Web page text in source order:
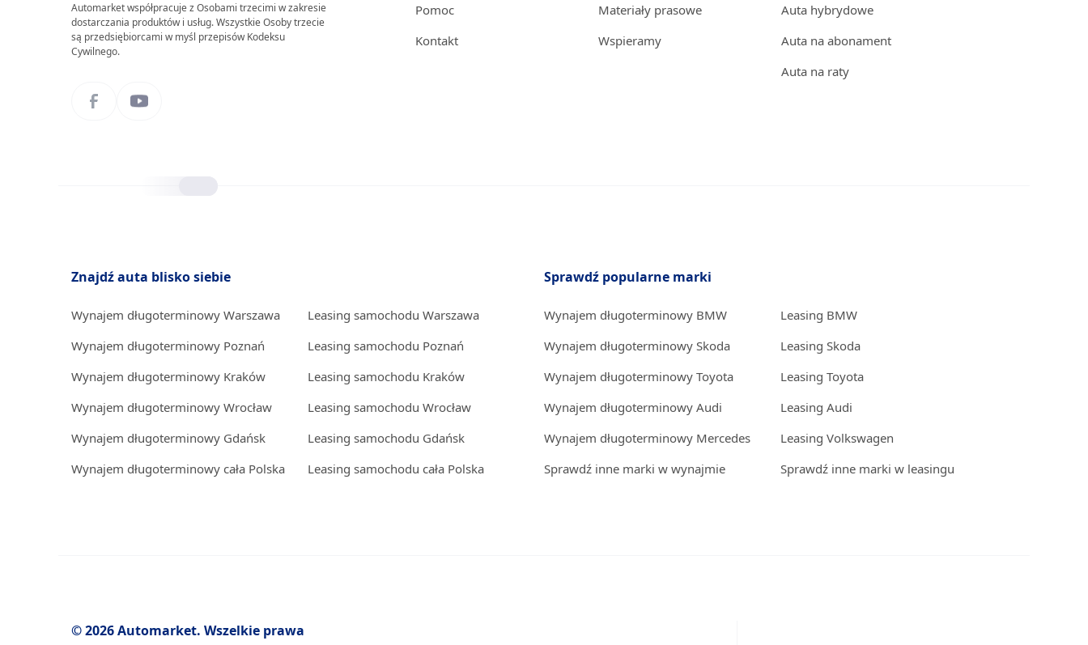
Automarket współpracuje z Osobami trzecimi w zakresie
dostarczania produktów i usług. Wszystkie Osoby trzecie
są przedsiębiorcami w myśl przepisów Kodeksu
Cywilnego.
Pomoc
Kontakt
Materiały prasowe
Wspieramy
Auta hybrydowe
Auta na abonament
Auta na raty
Znajdź auta blisko siebie
Wynajem długoterminowy Warszawa
Wynajem długoterminowy Poznań
Wynajem długoterminowy Kraków
Wynajem długoterminowy Wrocław
Wynajem długoterminowy Gdańsk
Wynajem długoterminowy cała Polska
Leasing samochodu Warszawa
Leasing samochodu Poznań
Leasing samochodu Kraków
Leasing samochodu Wrocław
Leasing samochodu Gdańsk
Leasing samochodu cała Polska
Sprawdź popularne marki
Wynajem długoterminowy BMW
Wynajem długoterminowy Skoda
Wynajem długoterminowy Toyota
Wynajem długoterminowy Audi
Wynajem długoterminowy Mercedes
Sprawdź inne marki w wynajmie
Leasing BMW
Leasing Skoda
Leasing Toyota
Leasing Audi
Leasing Volkswagen
Sprawdź inne marki w leasingu
© 2026 Automarket. Wszelkie prawa